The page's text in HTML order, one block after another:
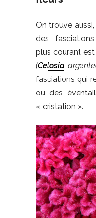
On trouve
des
plus courant est
(Celosia
fasciations qui
ou des
« cristation ».